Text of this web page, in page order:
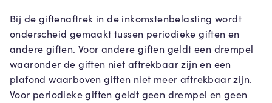
Bij de giftenaftrek in de inkomstenbelasting wordt
onderscheid gemaakt tussen periodieke giften en
andere giften. Voor andere giften geldt een drempel
waaronder de giften niet aftrekbaar zijn en een
plafond waarboven giften niet meer aftrekbaar zijn.
Voor periodieke giften geldt geen drempel en geen